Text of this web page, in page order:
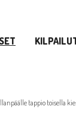
tappio toisella